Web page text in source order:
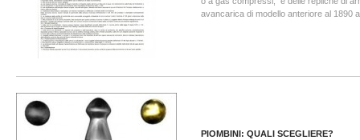
avancarica di modello anteriore al 1890
PIOMBINI: QUALI SCEGLIERE?